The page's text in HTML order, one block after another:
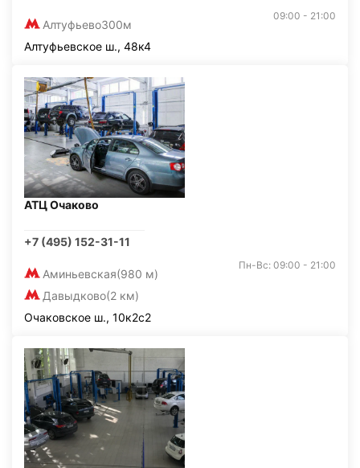
Алтуфьево300м
09:00 - 21:00
Алтуфьевское ш., 48к4
АТЦ Очаково
+7 (495) 152-31-11
Аминьевская(980 м)
Давыдково(2 км)
Пн-Вс: 09:00 - 21:00
Очаковское ш., 10к2с2